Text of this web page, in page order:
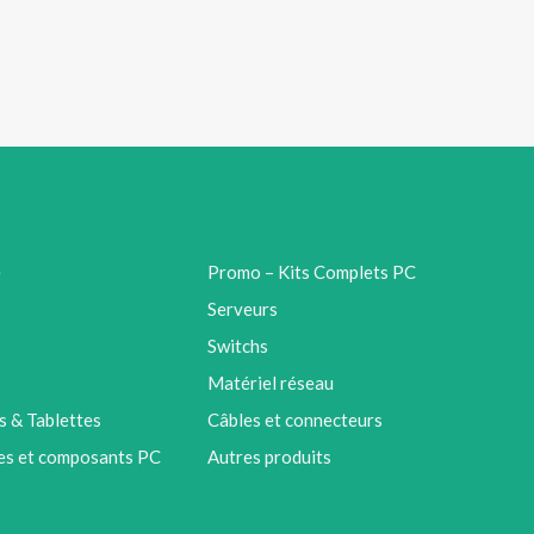
& Tablettes
et composants PC
Promo – Kits Complets PC
Serveurs
Switchs
Matériel réseau
Câbles et connecteurs
Autres produits